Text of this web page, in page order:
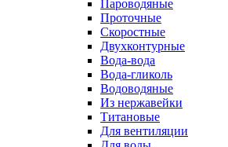
Пароводяные
Проточные
Скоростные
Двухконтурные
Вода-вода
Вода-гликоль
Водоводяные
Из нержавейки
Титановые
Для вентиляции